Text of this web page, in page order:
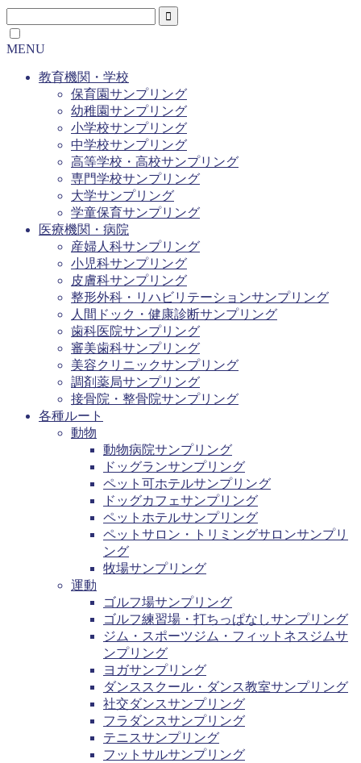
MENU
教育機関・学校
保育園サンプリング
幼稚園サンプリング
小学校サンプリング
中学校サンプリング
高等学校・高校サンプリング
専門学校サンプリング
大学サンプリング
学童保育サンプリング
医療機関・病院
産婦人科サンプリング
小児科サンプリング
皮膚科サンプリング
整形外科・リハビリテーションサンプリング
人間ドック・健康診断サンプリング
歯科医院サンプリング
審美歯科サンプリング
美容クリニックサンプリング
調剤薬局サンプリング
接骨院・整骨院サンプリング
各種ルート
動物
動物病院サンプリング
ドッグランサンプリング
ペット可ホテルサンプリング
ドッグカフェサンプリング
ペットホテルサンプリング
ペットサロン・トリミングサロンサンプリ
ング
牧場サンプリング
運動
ゴルフ場サンプリング
ゴルフ練習場・打ちっぱなしサンプリング
ジム・スポーツジム・フィットネスジムサ
ンプリング
ヨガサンプリング
ダンススクール・ダンス教室サンプリング
社交ダンスサンプリング
フラダンスサンプリング
テニスサンプリング
フットサルサンプリング